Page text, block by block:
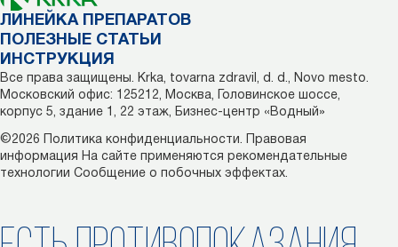
ЛИНЕЙКА ПРЕПАРАТОВ
ПОЛЕЗНЫЕ СТАТЬИ
ИНСТРУКЦИЯ
Все права защищены. Krka, tovarna zdravil, d. d., Novo mesto.
Московский офис: 125212, Москва, Головинское шоссе,
корпус 5, здание 1, 22 этаж, Бизнес-центр «Водный»
©2026 Политика конфиденциальности.
Правовая
информация На сайте применяются рекомендательные
технологии Сообщение о побочных эффектах.